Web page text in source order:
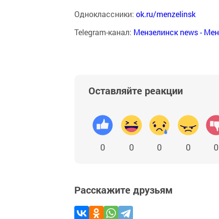
Одноклассники: ok.ru/menzelinsk
Telegram-канал: Мензелинск news -
Оставляйте реакции
0 0 0 0 0
Расскажите друзьям